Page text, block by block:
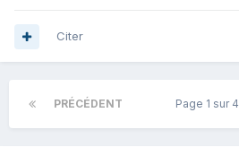
Citer
PRÉCÉDENT Page 1 sur 4